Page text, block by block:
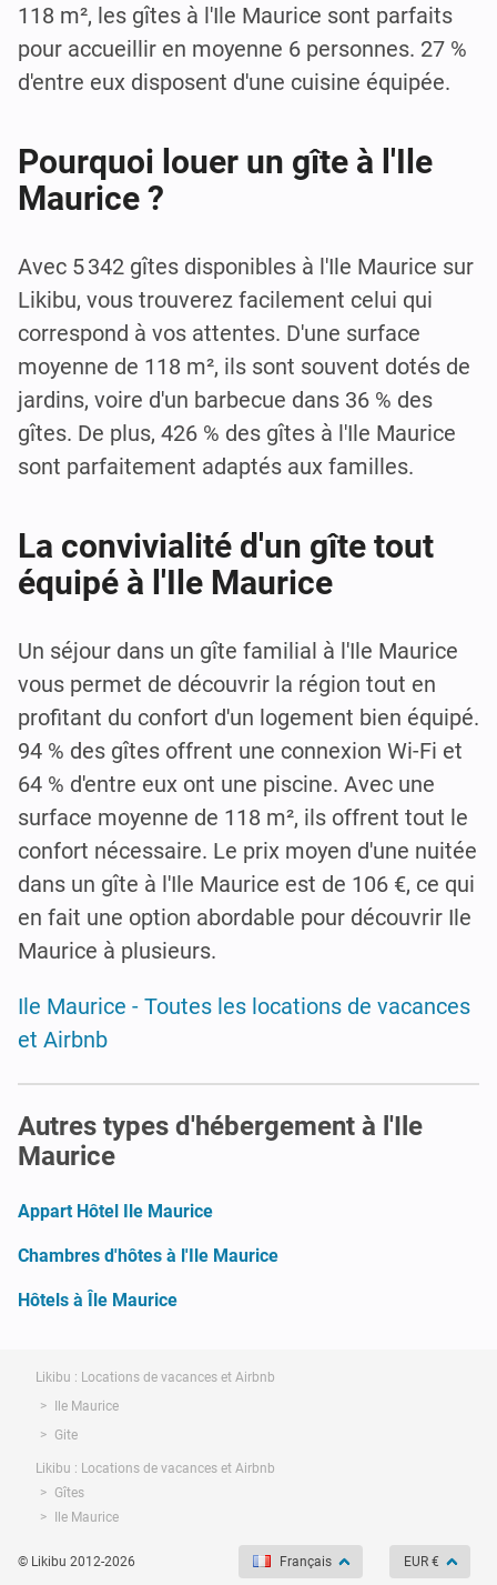
118 m², les gîtes à l'Ile Maurice sont parfaits
pour accueillir en moyenne 6 personnes. 27 %
d'entre eux disposent d'une cuisine équipée.
Pourquoi louer un gîte à l'Ile
Maurice ?
Avec 5 342 gîtes disponibles à l'Ile Maurice sur
Likibu, vous trouverez facilement celui qui
correspond à vos attentes. D'une surface
moyenne de 118 m², ils sont souvent dotés de
jardins, voire d'un barbecue dans 36 % des
gîtes. De plus, 426 % des gîtes à l'Ile Maurice
sont parfaitement adaptés aux familles.
La convivialité d'un gîte tout
équipé à l'Ile Maurice
Un séjour dans un gîte familial à l'Ile Maurice
vous permet de découvrir la région tout en
profitant du confort d'un logement bien équipé.
94 % des gîtes offrent une connexion Wi-Fi et
64 % d'entre eux ont une piscine. Avec une
surface moyenne de 118 m², ils offrent tout le
confort nécessaire. Le prix moyen d'une nuitée
dans un gîte à l'Ile Maurice est de 106 €, ce qui
en fait une option abordable pour découvrir Ile
Maurice à plusieurs.
Ile Maurice - Toutes les locations de vacances
et Airbnb
Autres types d'hébergement à l'Ile
Maurice
Appart Hôtel Ile Maurice
Chambres d'hôtes à l'Ile Maurice
Hôtels à Île Maurice
Likibu : Locations de vacances et Airbnb
Ile Maurice
Gite
Likibu : Locations de vacances et Airbnb
Gîtes
Ile Maurice
© Likibu 2012-2026 Français EUR €